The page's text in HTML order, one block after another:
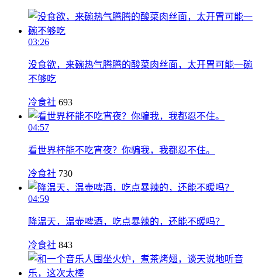
03:26
没食欲，来碗热气腾腾的酸菜肉丝面，太开胃可能一碗
不够吃
冷食社 693
04:57
看世界杯能不吃宵夜？你骗我，我都忍不住。
冷食社 730
04:59
降温天，温壶啤酒，吃点暴辣的，还能不暖吗？
冷食社 843